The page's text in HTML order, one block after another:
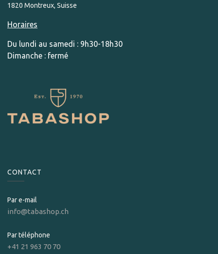
1820 Montreux, Suisse
Horaires
Du lundi au samedi : 9h30-18h30
Dimanche : fermé
CONTACT
Par e-mail
info@tabashop.ch
Par téléphone
+41 21 963 70 70